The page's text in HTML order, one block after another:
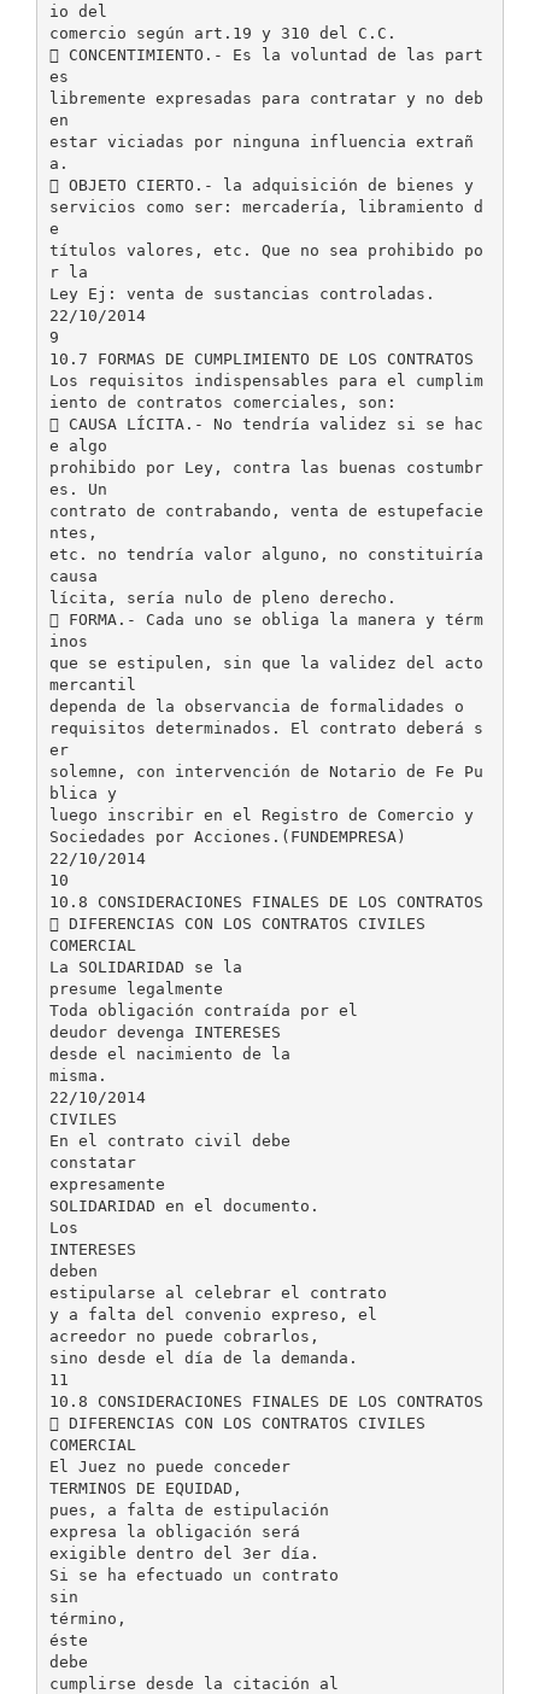
io del
comercio según art.19 y 310 del C.C.
 CONCENTIMIENTO.- Es la voluntad de las part
es
libremente expresadas para contratar y no deb
en
estar viciadas por ninguna influencia extrañ
a.
 OBJETO CIERTO.- la adquisición de bienes y
servicios como ser: mercadería, libramiento d
e
títulos valores, etc. Que no sea prohibido po
r la
Ley Ej: venta de sustancias controladas.
22/10/2014
9
10.7 FORMAS DE CUMPLIMIENTO DE LOS CONTRATOS
Los requisitos indispensables para el cumplim
iento de contratos comerciales, son:
 CAUSA LÍCITA.- No tendría validez si se hac
e algo
prohibido por Ley, contra las buenas costumbr
es. Un
contrato de contrabando, venta de estupefacie
ntes,
etc. no tendría valor alguno, no constituiría
causa
lícita, sería nulo de pleno derecho.
 FORMA.- Cada uno se obliga la manera y térm
inos
que se estipulen, sin que la validez del acto
mercantil
dependa de la observancia de formalidades o
requisitos determinados. El contrato deberá s
er
solemne, con intervención de Notario de Fe Pu
blica y
luego inscribir en el Registro de Comercio y
Sociedades por Acciones.(FUNDEMPRESA)
22/10/2014
10
10.8 CONSIDERACIONES FINALES DE LOS CONTRATOS
 DIFERENCIAS CON LOS CONTRATOS CIVILES
COMERCIAL
La SOLIDARIDAD se la
presume legalmente
Toda obligación contraída por el
deudor devenga INTERESES
desde el nacimiento de la
misma.
22/10/2014
CIVILES
En el contrato civil debe
constatar
expresamente
SOLIDARIDAD en el documento.
Los
INTERESES
deben
estipularse al celebrar el contrato
y a falta del convenio expreso, el
acreedor no puede cobrarlos,
sino desde el día de la demanda.
11
10.8 CONSIDERACIONES FINALES DE LOS CONTRATOS
 DIFERENCIAS CON LOS CONTRATOS CIVILES
COMERCIAL
El Juez no puede conceder
TERMINOS DE EQUIDAD,
pues, a falta de estipulación
expresa la obligación será
exigible dentro del 3er día.
Si se ha efectuado un contrato
sin
término,
éste
debe
cumplirse desde la citación al